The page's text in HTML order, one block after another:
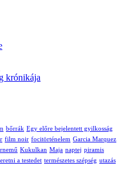
krónikája
bőrrák Egy előre bejelentett gyilkosság
film noir focitörténelem Garcia Marquez
Kukulkan Maja naptej piramis
a testedet természetes szépség utazás